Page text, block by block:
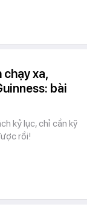
xa,
bài
kỷ lục, chỉ cần kỹ
rồi!